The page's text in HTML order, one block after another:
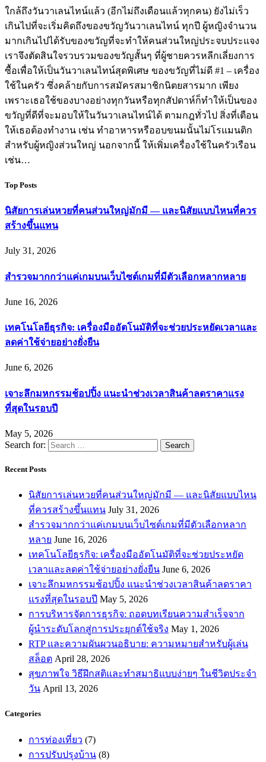
ใกล้ถึงวันวาเลนไทน์แล้ว (อีกไม่ถึงเดือนแล้วทุกคน) ยังไม่เร็ว
เกินไปที่จะเริ่มคิดถึงของขวัญวันวาเลนไทน์ ทุกปี ผู้หญิงจำนวน
มากเกินไปได้รับของขวัญที่จะทำให้คนส่วนใหญ่ประจบประแจง
เราจึงตัดสินใจรวบรวมของขวัญสั้นๆ ที่ผู้ชายควรหลีกเลี่ยงการ
ซื้อเพื่อให้เป็นวันวาเลนไทน์สุดพิเศษ ของขวัญที่ไม่ดี #1 – เครื่อง
ใช้ในครัว ซึ่งคล้ายกับการสมัครสมาชิกนิตยสารมาก เพียง
เพราะเธอใช้ของบางอย่างทุกวันหรือทุกสัปดาห์ก็ทำให้เป็นของ
ขวัญที่ดีที่จะมอบให้ในวันวาเลนไทน์ได้ ตามกฎทั่วไป สิ่งที่เตือน
ให้เธอต้องทำงาน เช่น ทำอาหารหรืออบขนมนั้นไม่โรแมนติก
สำหรับผู้หญิงส่วนใหญ่ นอกจากนี้ ให้เพิ่มเครื่องใช้ในครัวเรือน
เช่น…
Top Posts
นิสัยการเล่นหวยที่คนส่วนใหญ่มักมี — และนิสัยแบบไหนที่ควร
สร้างขึ้นแทน
July 31, 2026
สำรวจมากกว่าแค่เกมบนเว็บไซต์เกมที่มีตัวเลือกหลากหลาย
June 16, 2026
เทคโนโลยีธุรกิจ: เครื่องมืออัตโนมัติที่จะช่วยประหยัดเวลาและ
ลดค่าใช้จ่ายอย่างยั่งยืน
June 6, 2026
เจาะลึกมหกรรมช้อปปิ้ง แนะนำช่วงเวลาสินค้าลดราคาแรง
ที่สุดในรอบปี
May 5, 2026
Search for:
Recent Posts
นิสัยการเล่นหวยที่คนส่วนใหญ่มักมี — และนิสัยแบบไหน
ที่ควรสร้างขึ้นแทน July 31, 2026
สำรวจมากกว่าแค่เกมบนเว็บไซต์เกมที่มีตัวเลือกหลาก
หลาย June 16, 2026
เทคโนโลยีธุรกิจ: เครื่องมืออัตโนมัติที่จะช่วยประหยัด
เวลาและลดค่าใช้จ่ายอย่างยั่งยืน June 6, 2026
เจาะลึกมหกรรมช้อปปิ้ง แนะนำช่วงเวลาสินค้าลดราคา
แรงที่สุดในรอบปี May 5, 2026
การบริหารจัดการธุรกิจ: ถอดบทเรียนความสำเร็จจาก
ผู้นำระดับโลกสู่การประยุกต์ใช้จริง May 1, 2026
RTP และความผันผวนอธิบาย: ความหมายสำหรับผู้เล่น
สล็อต April 28, 2026
สุขภาพใจ วิธีฝึกสติและทำสมาธิแบบง่ายๆ ในชีวิตประจำ
วัน April 13, 2026
Categories
การท่องเที่ยว (7)
การปรับปรุงบ้าน (8)